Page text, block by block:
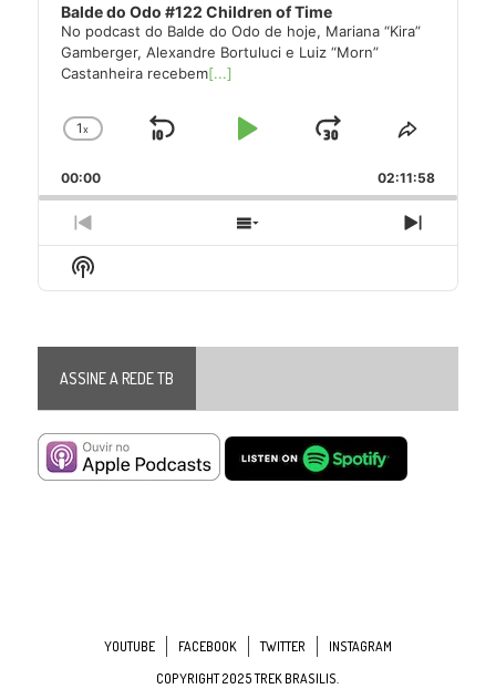
Balde do Odo #122 Children of Time
No podcast do Balde do Odo de hoje, Mariana “Kira”
Gamberger, Alexandre Bortuluci e Luiz “Morn”
Castanheira recebem[...]
Change
Rate
1x
Skip
Play
Jump
Forward
Share
Episode
00:00 02:11:58
Previous
Episode
Show
Episodes
Next
Episode
Show
Podcast
ASSINE A REDE TB
YOUTUBE FACEBOOK TWITTER
INSTAGRAM
COPYRIGHT 2025 TREK BRASILIS.